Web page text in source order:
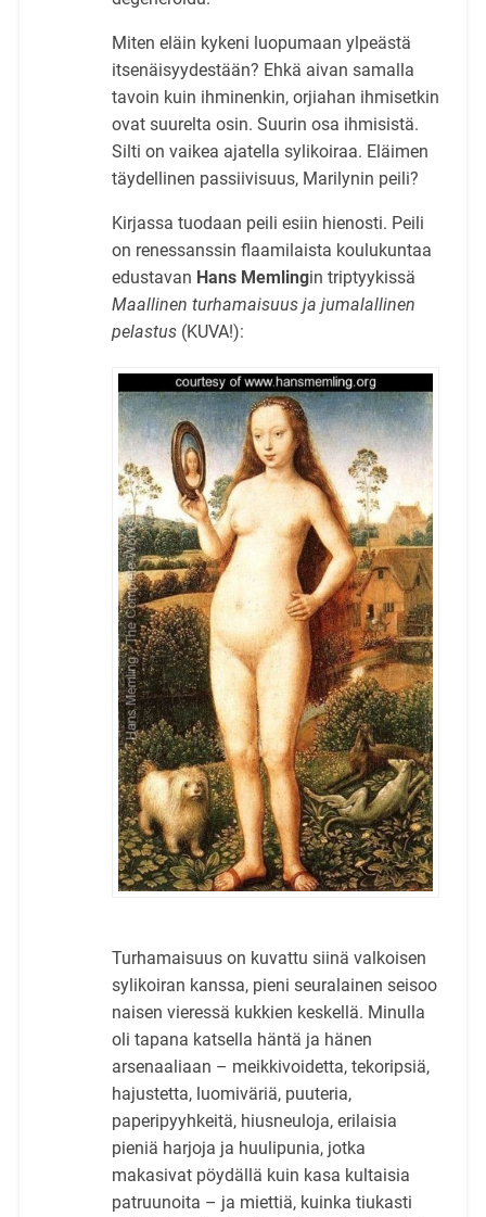
Miten eläin kykeni luopumaan ylpeästä
itsenäisyydestään? Ehkä aivan samalla
tavoin kuin ihminenkin, orjiahan ihmisetkin
ovat suurelta osin. Suurin osa ihmisistä.
Silti on vaikea ajatella sylikoiraa. Eläimen
täydellinen passiivisuus, Marilynin peili?
Kirjassa tuodaan peili esiin hienosti. Peili
on renessanssin flaamilaista koulukuntaa
edustavan Hans Memlingin triptyykissä
Maallinen turhamaisuus ja jumalallinen
pelastus (KUVA!):
Turhamaisuus on kuvattu siinä valkoisen
sylikoiran kanssa, pieni seuralainen seisoo
naisen vieressä kukkien keskellä. Minulla
oli tapana katsella häntä ja hänen
arsenaaliaan – meikkivoidetta, tekoripsiä,
hajustetta, luomiväriä, puuteria,
paperipyyhkeitä, hiusneuloja, erilaisia
pieniä harjoja ja huulipunia, jotka
makasivat pöydällä kuin kasa kultaisia
patruunoita – ja miettiä, kuinka tiukasti